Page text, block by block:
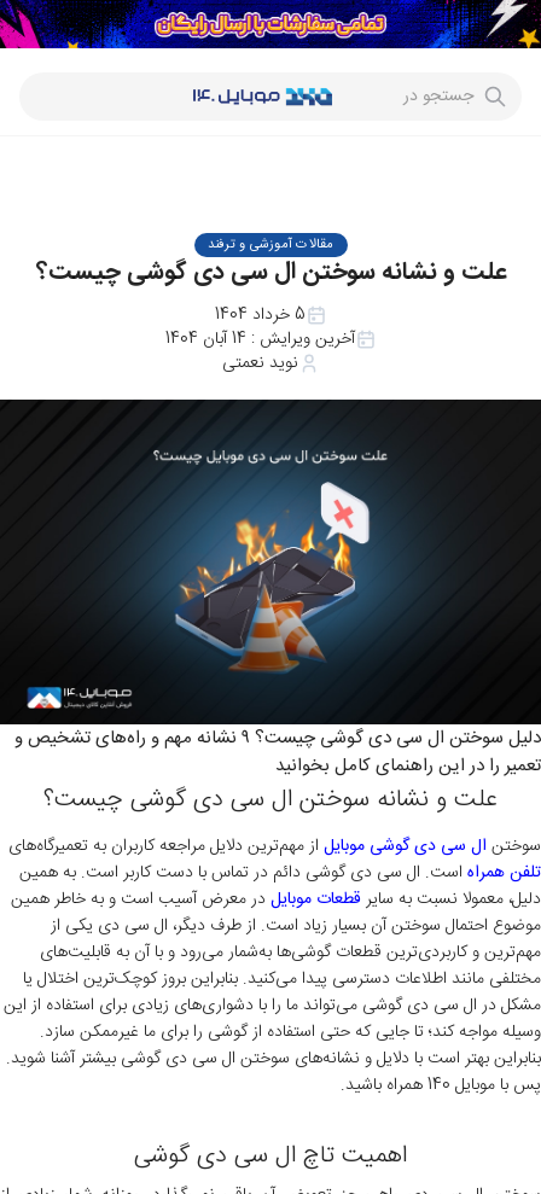
جستجو در
مقالات آموزشی و ترفند
علت‌ و نشانه سوختن ال سی دی گوشی چیست؟
5 خرداد 1404
آخرین ویرایش : 14 آبان 1404
نوید نعمتی
دلیل سوختن ال سی دی گوشی چیست؟ ۹ نشانه مهم و راه‌های تشخیص و
تعمیر را در این راهنمای کامل بخوانید
علت‌ و نشانه سوختن ال سی دی گوشی چیست؟
سوختن ال سی دی گوشی موبایل از مهم‌ترین دلایل مراجعه کاربران به تعمیرگاه‌های
تلفن همراه است. ال سی دی گوشی دائم در تماس با دست کاربر است. به همین
دلیل، معمولا نسبت به سایر قطعات موبایل در معرض آسیب است و به خاطر همین
موضوع احتمال سوختن آن بسیار زیاد است. از طرف دیگر، ال سی دی یکی از
مهم‌ترین و کاربردی‌ترین قطعات گوشی‌ها به‌شمار می‌رود و با آن به قابلیت‌های
مختلفی مانند اطلاعات دسترسی پیدا می‌کنید. بنابراین بروز کوچک‌ترین اختلال یا
مشکل در ال سی دی گوشی می‌تواند ما را با دشواری‌های زیادی برای استفاده از این
وسیله مواجه کند؛ تا جایی که حتی استفاده از گوشی را برای ما غیرممکن سازد.
بنابراین بهتر است با دلایل و نشانه‌های سوختن ال سی دی گوشی بیشتر آشنا شوید.
پس با موبایل 140 همراه باشید.
اهمیت تاچ ال سی دی گوشی